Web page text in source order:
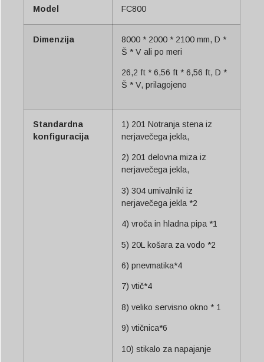
Model FC800
Dimenzija
8000 * 2000 * 2100 mm, D *
Š * V ali po meri
26,2 ft * 6,56 ft * 6,56 ft, D *
Š * V, prilagojeno
Standardna
konfiguracija
1) 201 Notranja stena iz
nerjavečega jekla,
2) 201 delovna miza iz
nerjavečega jekla,
3) 304 umivalniki iz
nerjavečega jekla *2
4) vroča in hladna pipa *1
5) 20L košara za vodo *2
6) pnevmatika*4
7) vtič*4
8) veliko servisno okno * 1
9) vtičnica*6
10) stikalo za napajanje
Maori
Eesti
Български
हिन्दी
Norsk bokmål
Slovenčina